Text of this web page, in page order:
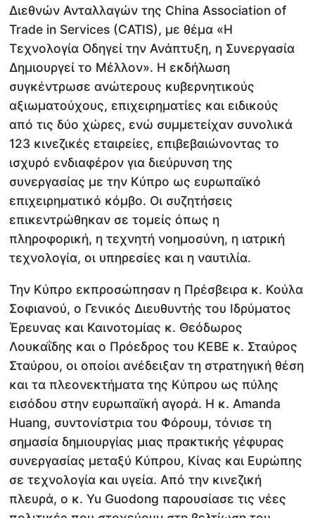
Διεθνών Ανταλλαγών της China Association of
Trade in Services (CATIS), με θέμα «Η
Τεχνολογία Οδηγεί την Ανάπτυξη, η Συνεργασία
Δημιουργεί το Μέλλον». Η εκδήλωση
συγκέντρωσε ανώτερους κυβερνητικούς
αξιωματούχους, επιχειρηματίες και ειδικούς
από τις δύο χώρες, ενώ συμμετείχαν συνολικά
123 κινεζικές εταιρείες, επιβεβαιώνοντας το
ισχυρό ενδιαφέρον για διεύρυνση της
συνεργασίας με την Κύπρο ως ευρωπαϊκό
επιχειρηματικό κόμβο. Οι συζητήσεις
επικεντρώθηκαν σε τομείς όπως η
πληροφορική, η τεχνητή νοημοσύνη, η ιατρική
τεχνολογία, οι υπηρεσίες και η ναυτιλία.
Την Κύπρο εκπροσώπησαν η Πρέσβειρα κ. Κούλα
Σοφιανού, ο Γενικός Διευθυντής του Ιδρύματος
Έρευνας και Καινοτομίας κ. Θεόδωρος
Λουκαΐδης και ο Πρόεδρος του ΚΕΒΕ κ. Σταύρος
Σταύρου, οι οποίοι ανέδειξαν τη στρατηγική θέση
και τα πλεονεκτήματα της Κύπρου ως πύλης
εισόδου στην ευρωπαϊκή αγορά. Η κ. Amanda
Huang, συντονίστρια του Φόρουμ, τόνισε τη
σημασία δημιουργίας μιας πρακτικής γέφυρας
συνεργασίας μεταξύ Κύπρου, Κίνας και Ευρώπης
σε τεχνολογία και υγεία. Από την κινεζική
πλευρά, ο κ. Yu Guodong παρουσίασε τις νέες